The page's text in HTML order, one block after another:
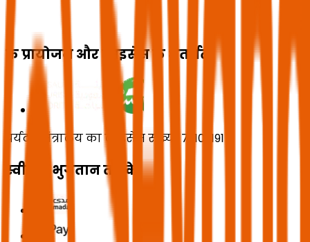
के प्रायोजन और लाइसेंस के अंतर्गत
पर्यटन मंत्रालय का लाइसेंस संख्या 73102191
स्वीकृत भुगतान तरीके